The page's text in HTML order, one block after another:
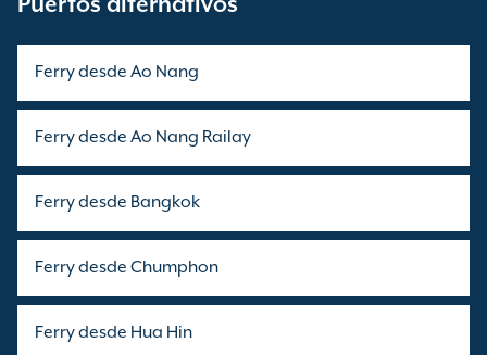
Ferry desde Ao Nang
Ferry desde Ao Nang Railay
Ferry desde Bangkok
Ferry desde Chumphon
Ferry desde Hua Hin